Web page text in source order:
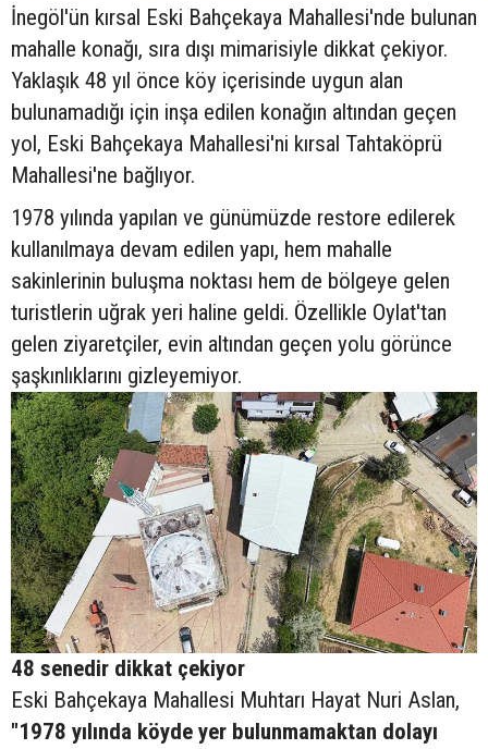
İnegöl'ün kırsal Eski Bahçekaya Mahallesi'nde bulunan
mahalle konağı, sıra dışı mimarisiyle dikkat çekiyor.
Yaklaşık 48 yıl önce köy içerisinde uygun alan
bulunamadığı için inşa edilen konağın altından geçen
yol, Eski Bahçekaya Mahallesi'ni kırsal Tahtaköprü
Mahallesi'ne bağlıyor.
1978 yılında yapılan ve günümüzde restore edilerek
kullanılmaya devam edilen yapı, hem mahalle
sakinlerinin buluşma noktası hem de bölgeye gelen
turistlerin uğrak yeri haline geldi. Özellikle Oylat'tan
gelen ziyaretçiler, evin altından geçen yolu görünce
şaşkınlıklarını gizleyemiyor.
48 senedir dikkat çekiyor
Eski Bahçekaya Mahallesi Muhtarı Hayat Nuri Aslan,
"1978 yılında köyde yer bulunmamaktan dolayı